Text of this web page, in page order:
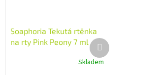
Soaphoria Tekutá rtěnka
na rty Pink Peony 7 ml
Skladem
Další
produkt